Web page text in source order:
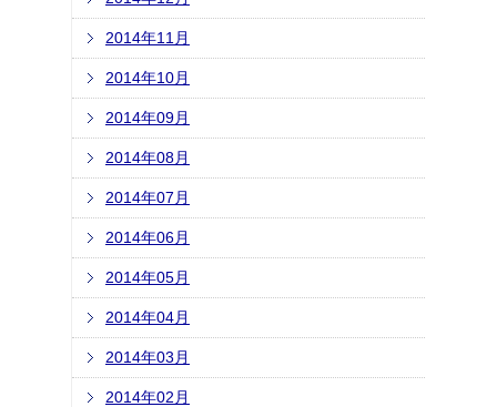
2014年11月
2014年10月
2014年09月
2014年08月
2014年07月
2014年06月
2014年05月
2014年04月
2014年03月
2014年02月